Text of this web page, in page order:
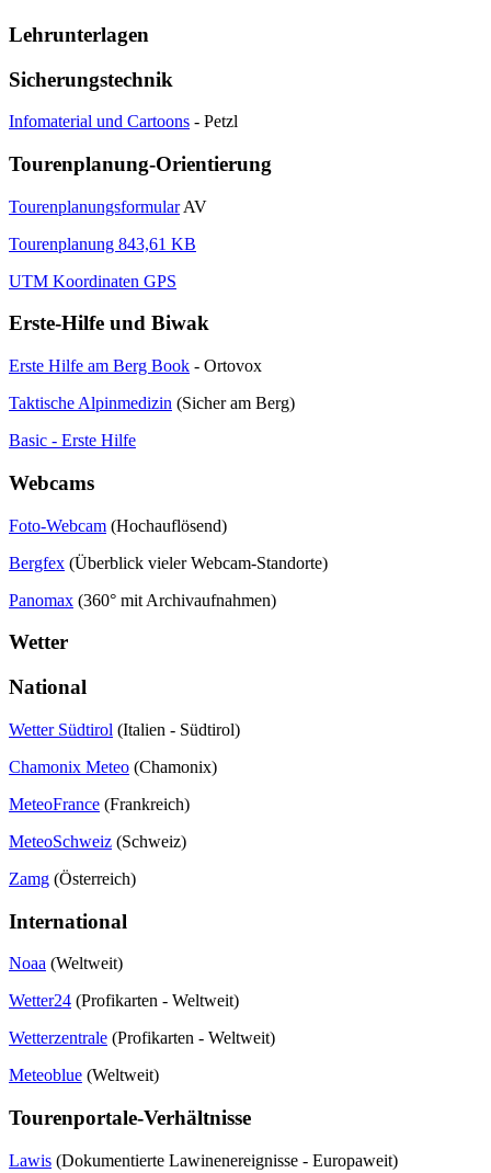
Lehrunterlagen
Sicherungstechnik
Infomaterial und Cartoons - Petzl
Tourenplanung-Orientierung
TourenplanungsformularAV
Tourenplanung 843,61 KB
UTM Koordinaten GPS
Erste-Hilfe und Biwak
Erste Hilfe am Berg Book - Ortovox
Taktische Alpinmedizin (Sicher am Berg)
Basic - Erste Hilfe
Webcams
Foto-Webcam (Hochauflösend)
Bergfex (Überblick vieler Webcam-Standorte)
Panomax (360° mit Archivaufnahmen)
Wetter
National
Wetter Südtirol (Italien - Südtirol)
Chamonix Meteo (Chamonix)
MeteoFrance (Frankreich)
MeteoSchweiz (Schweiz)
Zamg (Österreich)
International
Noaa (Weltweit)
Wetter24 (Profikarten - Weltweit)
Wetterzentrale (Profikarten - Weltweit)
Meteoblue (Weltweit)
Tourenportale-Verhältnisse
Lawis (Dokumentierte Lawinenereignisse - Europaweit)